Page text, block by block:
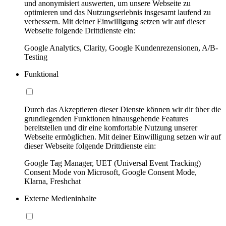
und anonymisiert auswerten, um unsere Webseite zu
optimieren und das Nutzungserlebnis insgesamt laufend zu
verbessern. Mit deiner Einwilligung setzen wir auf dieser
Webseite folgende Drittdienste ein:
Google Analytics, Clarity, Google Kundenrezensionen, A/B-
Testing
Funktional
Durch das Akzeptieren dieser Dienste können wir dir über die
grundlegenden Funktionen hinausgehende Features
bereitstellen und dir eine komfortable Nutzung unserer
Webseite ermöglichen. Mit deiner Einwilligung setzen wir auf
dieser Webseite folgende Drittdienste ein:
Google Tag Manager, UET (Universal Event Tracking)
Consent Mode von Microsoft, Google Consent Mode,
Klarna, Freshchat
Externe Medieninhalte